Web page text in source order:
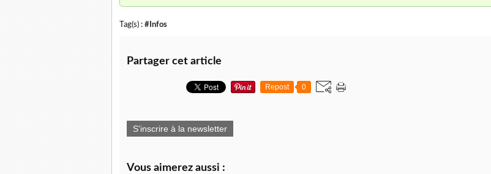
Tag(s) : #Infos
Partager cet article
Repost 0
S'inscrire à la newsletter
Vous aimerez aussi :